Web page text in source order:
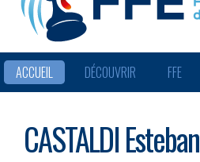
ACCUEIL DÉCOUVRIR FFE
CASTALDI Esteban